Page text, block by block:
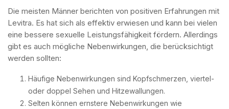
Die meisten Männer berichten von positiven Erfahrungen mit
Levitra. Es hat sich als effektiv erwiesen und kann bei vielen
eine bessere sexuelle Leistungsfähigkeit fördern. Allerdings
gibt es auch mögliche Nebenwirkungen, die berücksichtigt
werden sollten:
Häufige Nebenwirkungen sind Kopfschmerzen, viertel-
oder doppel Sehen und Hitzewallungen.
Selten können ernstere Nebenwirkungen wie